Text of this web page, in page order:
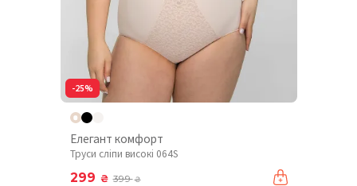
-25%
Елегант комфорт
Труси сліпи високі 064S
299 ₴ 399₴